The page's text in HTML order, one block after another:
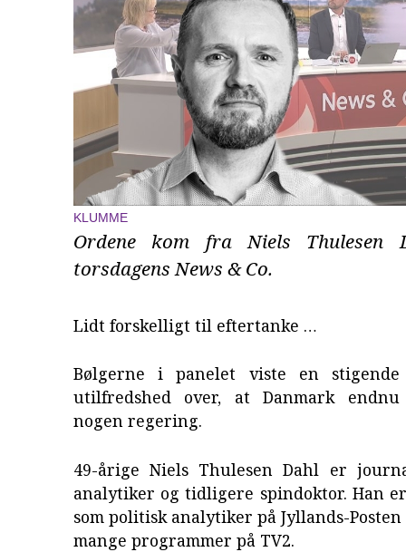
KLUMME
Ordene kom fra Niels Thulesen
torsdagens News & Co.
Lidt forskelligt til eftertanke …
Bølgerne i panelet viste en
utilfredshed over, at Danmark
nogen regering.
49-årige Niels Thulesen Dahl er
analytiker og tidligere spindoktor. Han
som politisk analytiker på Jyllands-
mange programmer på TV2.